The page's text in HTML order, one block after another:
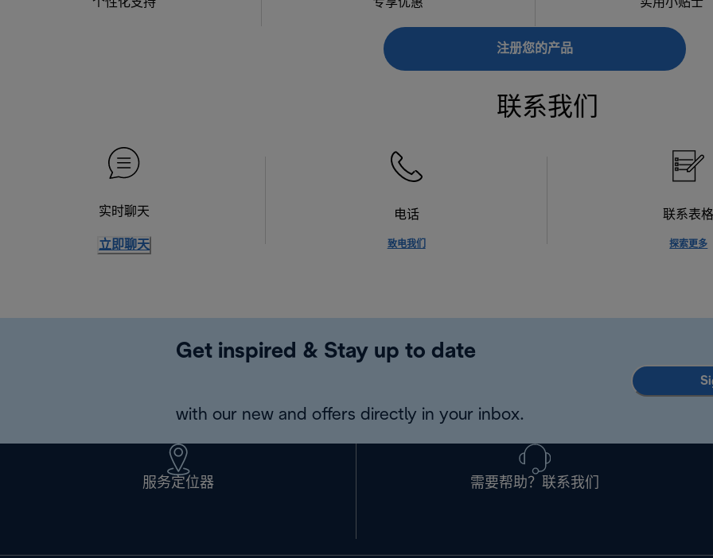
个性化支持 专享优惠 实用小贴士
注册您的产品
联系我们
实时聊天
立即聊天
电话
致电我们
联系表格
探索更多
Get inspired & Stay up to date
with our new and offers directly in your inbox.
服务定位器 需要帮助？联系我们